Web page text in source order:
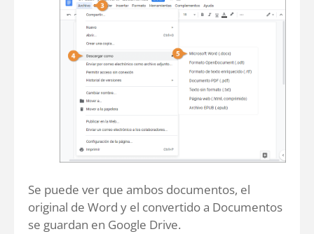
Se puede ver que ambos documentos, el
original de Word y el convertido a Documentos
se guardan en Google Drive.